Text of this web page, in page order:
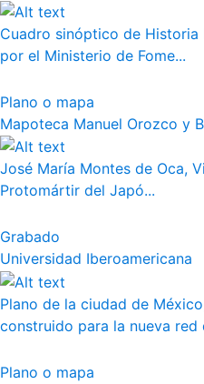
Cuadro sinóptico de
por el Ministerio de Fome...
Plano o mapa
Mapoteca Manuel Orozco y
José María Montes de Oca,
Protomártir del Japó...
Grabado
Universidad Iberoamericana
Plano de la ciudad de
construido para la nueva red
Plano o mapa